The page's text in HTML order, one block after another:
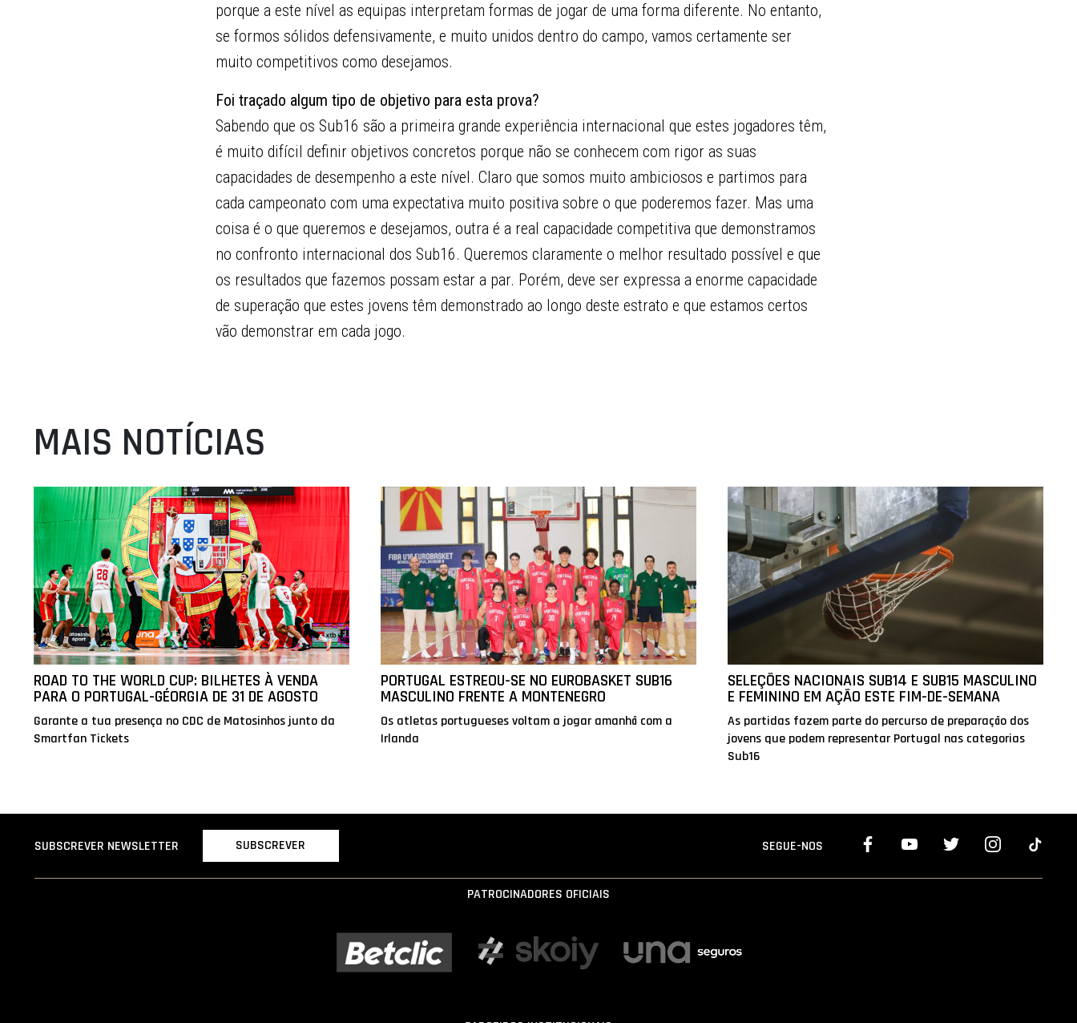
porque a este nível as equipas interpretam formas de jogar de uma forma diferente. No entanto,
se formos sólidos defensivamente, e muito unidos dentro do campo, vamos certamente ser
muito competitivos como desejamos.
Foi traçado algum tipo de objetivo para esta prova?
Sabendo que os Sub16 são a primeira grande experiência internacional que estes jogadores têm,
é muito difícil definir objetivos concretos porque não se conhecem com rigor as suas
capacidades de desempenho a este nível. Claro que somos muito ambiciosos e partimos para
cada campeonato com uma expectativa muito positiva sobre o que poderemos fazer. Mas uma
coisa é o que queremos e desejamos, outra é a real capacidade competitiva que demonstramos
no confronto internacional dos Sub16. Queremos claramente o melhor resultado possível e que
os resultados que fazemos possam estar a par. Porém, deve ser expressa a enorme capacidade
de superação que estes jovens têm demonstrado ao longo deste estrato e que estamos certos
vão demonstrar em cada jogo.
MAIS NOTÍCIAS
ROAD TO THE WORLD CUP: BILHETES À VENDA
PARA O PORTUGAL-GÉORGIA DE 31 DE AGOSTO
Garante a tua presença no CDC de Matosinhos junto da
Smartfan Tickets
PORTUGAL ESTREOU-SE NO EUROBASKET SUB16
MASCULINO FRENTE A MONTENEGRO
Os atletas portugueses voltam a jogar amanhã com a
Irlanda
SELEÇÕES NACIONAIS SUB14 E SUB15 MASCULINO
E FEMININO EM AÇÃO ESTE FIM-DE-SEMANA
As partidas fazem parte do percurso de preparação dos
jovens que podem representar Portugal nas categorias
Sub16
SUBSCREVER NEWSLETTER SUBSCREVER SEGUE-NOS
PATROCINADORES OFICIAIS